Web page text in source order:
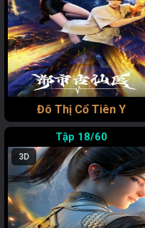
Đô Thị Cổ Tiên Y
18/60
3D